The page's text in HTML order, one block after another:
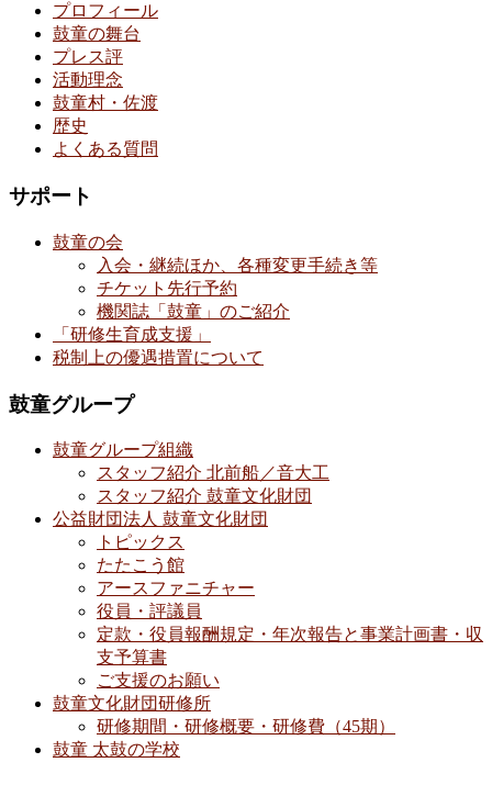
プロフィール
鼓童の舞台
プレス評
活動理念
鼓童村・佐渡
歴史
よくある質問
サポート
鼓童の会
入会・継続ほか、各種変更手続き等
チケット先行予約
機関誌「鼓童」のご紹介
「研修生育成支援」
税制上の優遇措置について
鼓童グループ
鼓童グループ組織
スタッフ紹介 北前船／音大工
スタッフ紹介 鼓童文化財団
公益財団法人 鼓童文化財団
トピックス
たたこう館
アースファニチャー
役員・評議員
定款・役員報酬規定・年次報告と事業計画書・収
支予算書
ご支援のお願い
鼓童文化財団研修所
研修期間・研修概要・研修費（45期）
鼓童 太鼓の学校